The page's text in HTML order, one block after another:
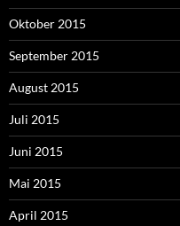
Oktober 2015
September 2015
August 2015
Juli 2015
Juni 2015
Mai 2015
April 2015